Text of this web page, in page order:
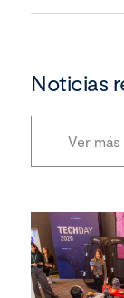
Noticias
Ver